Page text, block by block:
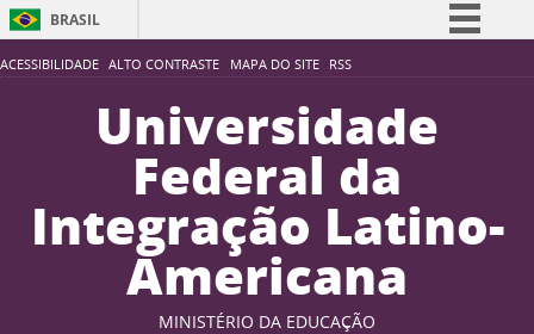
ACESSIBILIDADE ALTO CONTRASTE MAPA DO SITE RSS
BRASIL
Simplifique!
Participe
Acesso à informação
Legislação
Canais
Universidade
Federal da
Integração Latino-
Americana
MINISTÉRIO DA EDUCAÇÃO